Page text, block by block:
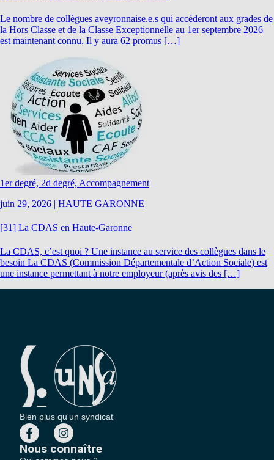
Le nombre de collègues aveyronnaise.e.s qui accéderont aux grades de
la Hors Classe et de la Classe Exceptionnelle au 1er septembre 2026
est maintenant connu. Il y aura 62 promus […]
1er degré, 2d degré, Accompagnement
juin 29, 2026 | HAUTE GARONNE
[31] La CDAS en Haute-Garonne
La CDAS, c’est quoi ? Une instance au service des collègues dans le
besoin La CDAS (Commission Départementale d’Action Sociale) est
une instance permettant à notre employeur (après avis des […]
Bien plus qu'un syndicat
Nous connaître